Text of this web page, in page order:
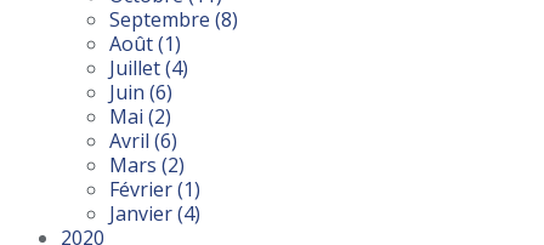
Septembre (8)
Août(1)
Juillet(4)
Juin (6)
Mai (2)
Avril (6)
Mars (2)
Février(1)
Janvier(4)
2020